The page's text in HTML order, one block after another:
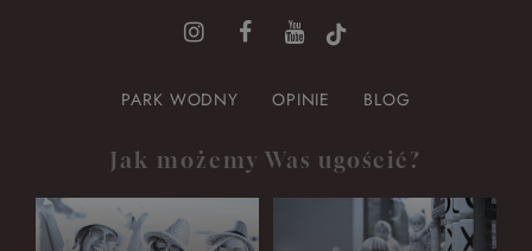
PARK WODNY OPINIE BLOG
Jak możemy Was ugościć?